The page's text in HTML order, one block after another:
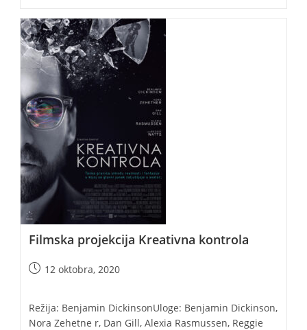
Filmska projekcija Kreativna kontrola
Post12 oktobra, 2020
Režija: Benjamin DickinsonUloge: Benjamin Dickinson,
Nora Zehetne r, Dan Gill, Alexia Rasmussen, Reggie